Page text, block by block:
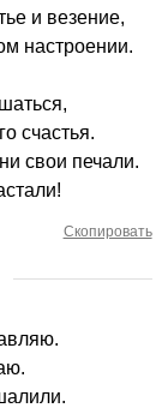
и везение,
настроении.
счастья.
свои печали.
Скопировать